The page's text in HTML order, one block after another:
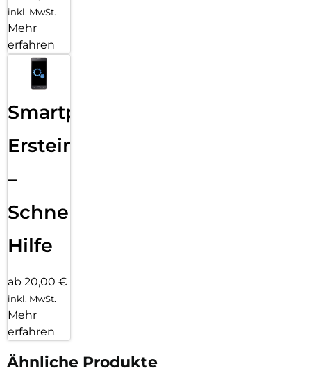
inkl. MwSt.
Mehr
erfahren
Smartphone
Ersteinrichtung
–
Schnelle
Hilfe
ab 20,00 €
inkl. MwSt.
Mehr
erfahren
Ähnliche Produkte